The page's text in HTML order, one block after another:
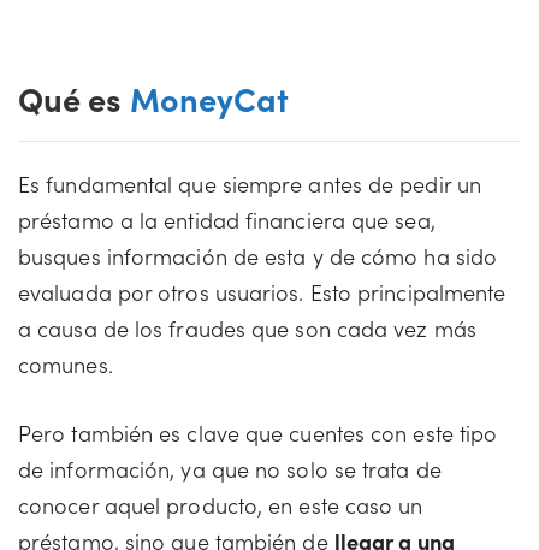
Qué es MoneyCat
Es fundamental que siempre antes de pedir un
préstamo a la entidad financiera que sea,
busques información de esta y de cómo ha sido
evaluada por otros usuarios. Esto principalmente
a causa de los fraudes que son cada vez más
comunes.
Pero también es clave que cuentes con este tipo
de información, ya que no solo se trata de
conocer aquel producto, en este caso un
préstamo, sino que también de llegar a una